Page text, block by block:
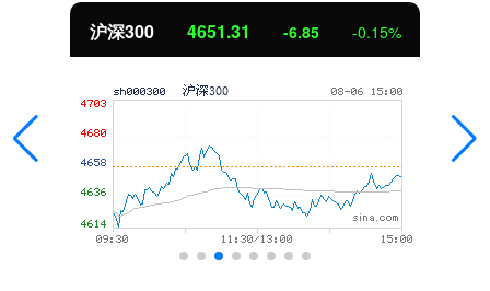
北证50 1122.88 0.30%